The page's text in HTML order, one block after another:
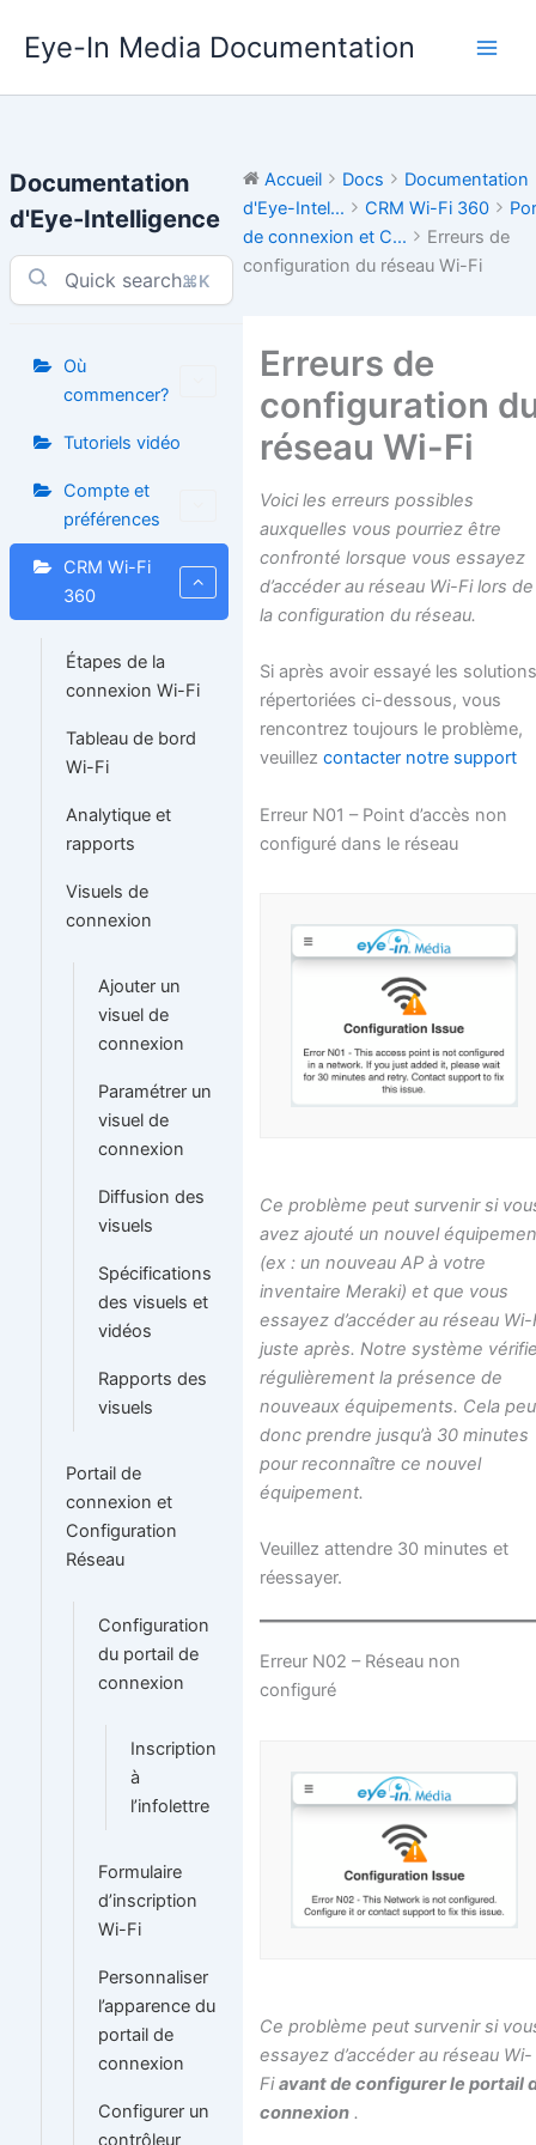
contenu
Eye-In Media Documentation
Documentation
d'Eye-Intelligence
⌘K
Où
commencer?
Tutoriels vidéo
Compte et
préférences
CRM Wi-Fi
360
Étapes de la
connexion Wi-Fi
Tableau de bord
Wi-Fi
Analytique et
rapports
Visuels de
connexion
Ajouter un
visuel de
connexion
Paramétrer un
visuel de
connexion
Diffusion des
visuels
Spécifications
des visuels et
vidéos
Rapports des
visuels
Portail de
connexion et
Configuration
Réseau
Configuration
du portail de
connexion
Inscription
à
l’infolettre
Formulaire
d’inscription
Wi-Fi
Personnaliser
l’apparence du
portail de
connexion
Configurer un
contrôleur
Accueil Docs
Documentation
d'Eye-Intel...
CRM Wi-Fi 360
de connexion et C...
Erreurs de
configuration du réseau Wi-Fi
Erreurs de
configuration
réseau Wi-Fi
Voici les erreurs possibles
auxquelles vous pourriez être
confronté lorsque vous essayez
d’accéder au réseau Wi-Fi lors de
la configuration du réseau.
Si après avoir essayé les
répertoriées ci-dessous, vous
rencontrez toujours le problème,
veuillezcontacter notre support
Erreur N01 – Point d’accès non
configuré dans le réseau
Ce problème peut survenir si
avez ajouté un nouvel
(ex : un nouveau AP à votre
inventaire Meraki) et que vous
essayez d’accéder au réseau Wi-
juste après. Notre système
régulièrement la présence de
nouveaux équipements. Cela
donc prendre jusqu’à 30 minutes
pour reconnaître ce nouvel
équipement.
Veuillez attendre 30 minutes et
réessayer.
Erreur N02 – Réseau non
configuré
Ce problème peut survenir si
essayez d’accéder au réseau Wi-
Fiavant de configurer le portail
connexion .